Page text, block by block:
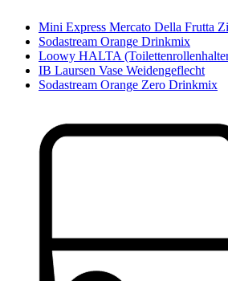
Mini Express Mercato Della Frutta
Sodastream Orange Drinkmix
Loowy HALTA
IB Laursen Vase Weidengeflecht
Sodastream Orange Zero Drinkmix